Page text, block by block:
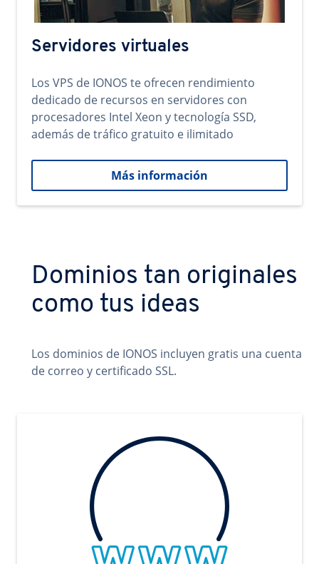
Servidores virtuales
Los VPS de IONOS te ofrecen rendimiento
dedicado de recursos en servidores con
procesadores Intel Xeon y tecnología SSD,
además de tráfico gratuito e ilimitado
Más información
Dominios tan originales
como tus ideas
Los dominios de IONOS incluyen gratis una cuenta
de correo y certificado SSL.